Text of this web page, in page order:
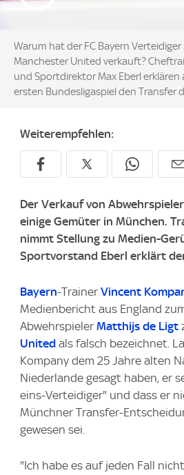
Warum hat der FC Bayern
Manchester United verkauft?
und Sportdirektor Max Eberl erklären
ersten Bundesligaspiel den Transfer
Weiterempfehlen:
Der Verkauf von
einige Gemüter in München.
nimmt Stellung zu Medien-
Sportvorstand Eberl erklärt
Bayern-Trainer Vincent
Medienbericht aus England
Abwehrspieler Matthijs de Ligt
United als falsch bezeichnet.
Kompany dem 25 Jahre alten
Niederlande gesagt haben, er
eins-Verteidiger" und dass er
Münchner Transfer-
gewesen sei.
"Ich habe es auf jeden Fall